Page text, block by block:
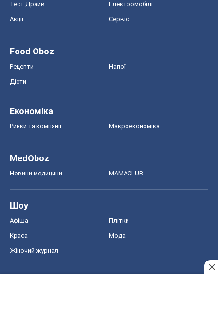
Тест Драйв Електромобілі
Акції Сервіс
Food Oboz
Рецепти Напої
Дієти
Економіка
Ринки та компанії Макроекономіка
MedOboz
Новини медицини MAMACLUB
Шоу
Афіша Плітки
Краса Мода
Жіночий журнал